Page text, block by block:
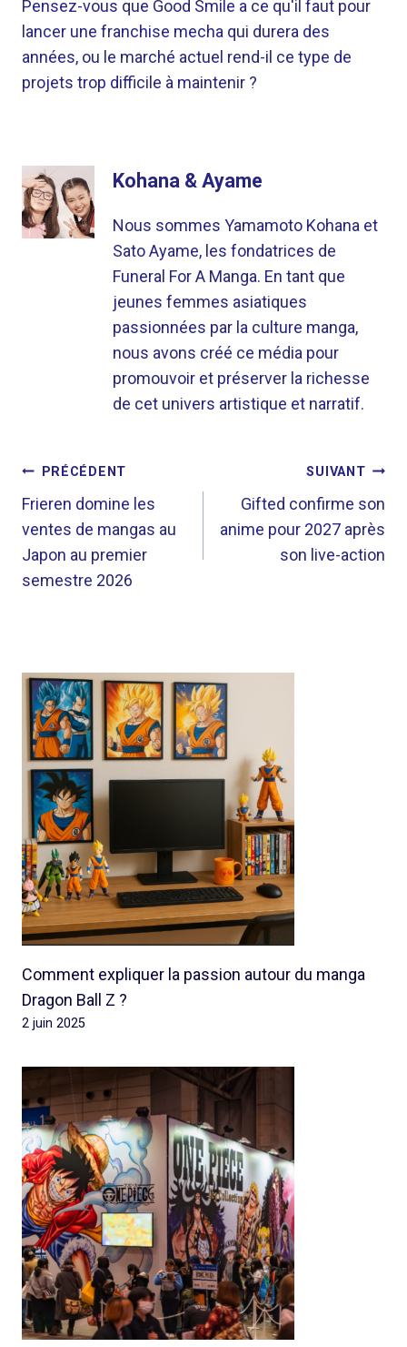
Pensez-vous que Good Smile a ce qu'il faut pour
lancer une franchise mecha qui durera des
années, ou le marché actuel rend-il ce type de
projets trop difficile à maintenir ?
Kohana & Ayame
Nous sommes Yamamoto Kohana et
Sato Ayame, les fondatrices de
Funeral For A Manga. En tant que
jeunes femmes asiatiques
passionnées par la culture manga,
nous avons créé ce média pour
promouvoir et préserver la richesse
de cet univers artistique et narratif.
NAVIGATION
DE
L’ARTICLE
PRÉCÉDENT
Frieren domine les
ventes de mangas au
Japon au premier
semestre 2026
SUIVANT
Gifted confirme son
anime pour 2027 après
son live-action
Comment expliquer la passion autour du manga
Dragon Ball Z ?
2 juin 2025